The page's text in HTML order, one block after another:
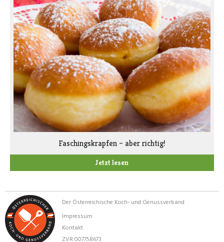
Faschingskrapfen – aber richtig!
Jetzt lesen
Der Österreichische Koch- und Genussverband
Impressum
Kontakt
ZVR 007758673